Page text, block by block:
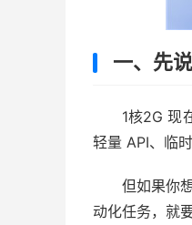
一、先
1核2G 现
轻量 API、临
但如果你
动化任务，就